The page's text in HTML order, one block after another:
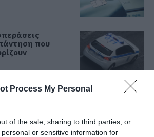
Process My Personal
of the sale, sharing to third parties, or
or sensitive information for
που
ενώνεται
Παναγίας» –